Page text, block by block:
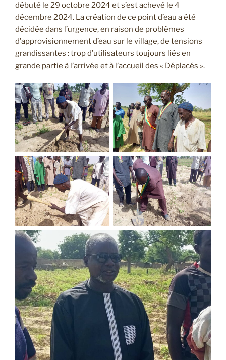
débuté le 29 octobre 2024 et s’est achevé le 4
décembre 2024. La création de ce point d’eau a été
décidée dans l’urgence, en raison de problèmes
d’approvisionnement d’eau sur le village, de tensions
grandissantes : trop d’utilisateurs toujours liés en
grande partie à l’arrivée et à l’accueil des « Déplacés ».